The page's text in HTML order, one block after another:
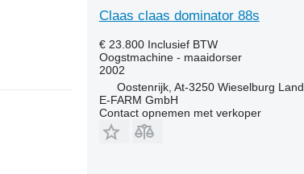
Claas claas dominator 88s
€ 23.800 Inclusief BTW
Oogstmachine - maaidorser
2002
Oostenrijk, At-3250 Wieselburg Land
E-FARM GmbH
Contact opnemen met verkoper